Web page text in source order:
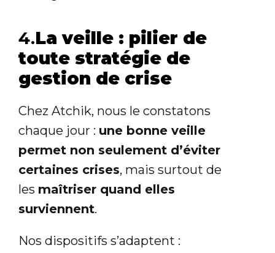
4.La veille : pilier de
toute stratégie de
gestion de crise
Chez Atchik, nous le constatons
chaque jour : une bonne veille
permet non seulement d’éviter
certaines crises, mais surtout de
les maîtriser quand elles
surviennent.
Nos dispositifs s’adaptent :